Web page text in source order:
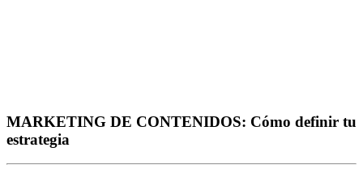
MARKETING DE CONTENIDOS: Cómo definir tu
estrategia